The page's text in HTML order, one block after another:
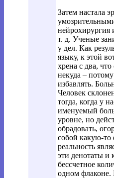
Затем настала
нейрохирургия
т. д. Ученые
у дел. Как
языку, к этой
хрена с два,
некуда –
избавлять.
Человек
тогда, когда у
именуемый
уровне, но
обрадовать,
собой какую-то
реальность
эти денотаты и
бессчетное
одном флаконе.